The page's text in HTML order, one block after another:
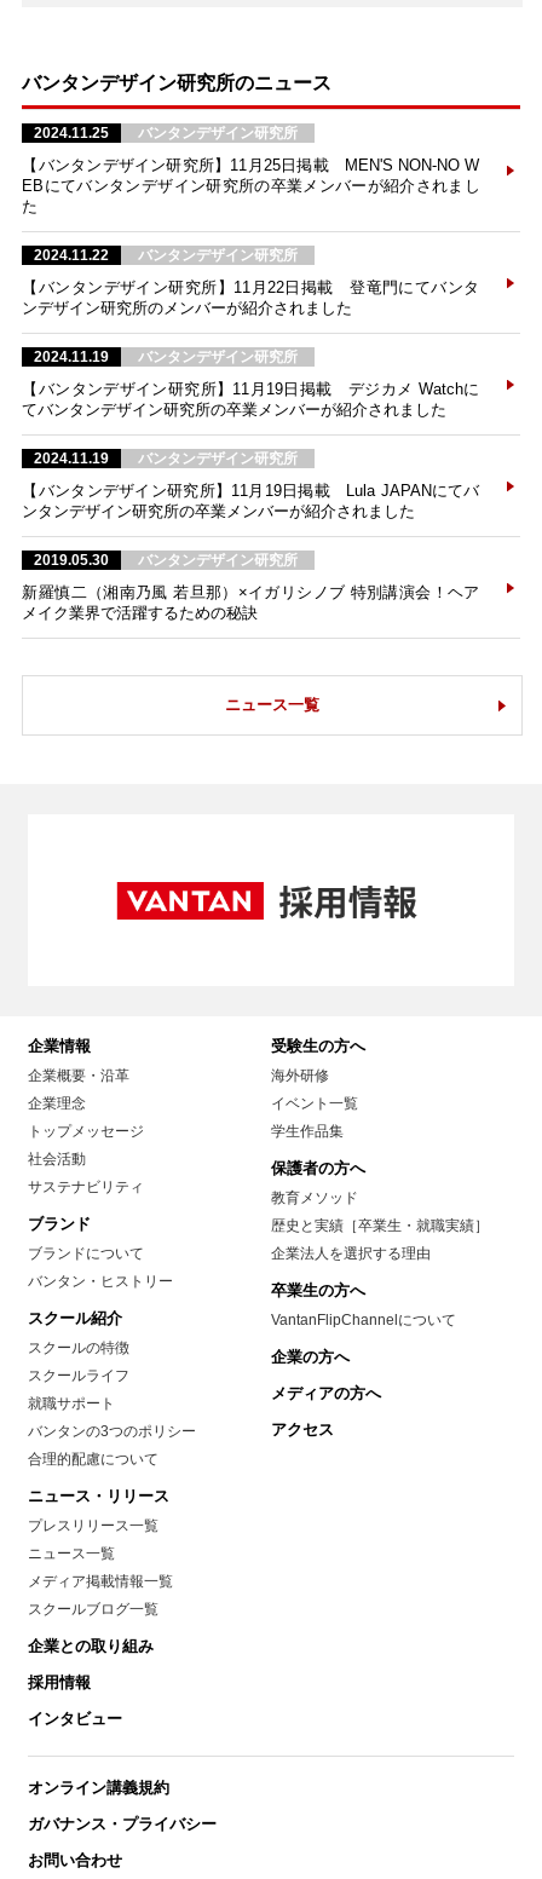
バンタンデザイン研究所のニュース
2024.11.25 バンタンデザイン研究所
【バンタンデザイン研究所】11月25日掲載 MEN'S NON-NO W
EBにてバンタンデザイン研究所の卒業メンバーが紹介されまし
た
2024.11.22 バンタンデザイン研究所
【バンタンデザイン研究所】11月22日掲載 登竜門にてバンタ
ンデザイン研究所のメンバーが紹介されました
2024.11.19 バンタンデザイン研究所
【バンタンデザイン研究所】11月19日掲載 デジカメ Watchに
てバンタンデザイン研究所の卒業メンバーが紹介されました
2024.11.19 バンタンデザイン研究所
【バンタンデザイン研究所】11月19日掲載 Lula JAPANにてバ
ンタンデザイン研究所の卒業メンバーが紹介されました
2019.05.30 バンタンデザイン研究所
新羅慎二（湘南乃風 若旦那）×イガリシノブ 特別講演会！ヘア
メイク業界で活躍するための秘訣
ニュース一覧
企業情報
企業概要・沿革
企業理念
トップメッセージ
社会活動
サステナビリティ
ブランド
ブランドについて
バンタン・ヒストリー
スクール紹介
スクールの特徴
スクールライフ
就職サポート
バンタンの3つのポリシー
合理的配慮について
ニュース・リリース
プレスリリース一覧
ニュース一覧
メディア掲載情報一覧
スクールブログ一覧
企業との取り組み
採用情報
インタビュー
受験生の方へ
海外研修
イベント一覧
学生作品集
保護者の方へ
教育メソッド
歴史と実績［卒業生・就職実績］
企業法人を選択する理由
卒業生の方へ
VantanFlipChannelについて
企業の方へ
メディアの方へ
アクセス
オンライン講義規約
ガバナンス・プライバシー
お問い合わせ